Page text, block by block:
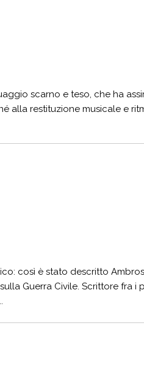
scarno e teso, che ha
alla restituzione musicale e
così è stato descritto
Guerra Civile. Scrittore fra i